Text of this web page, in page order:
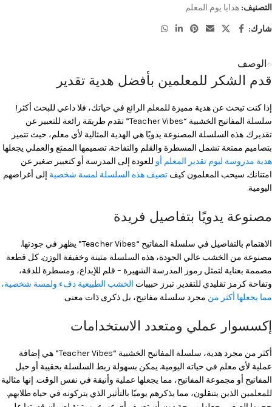
التصنيف: هدايا يوم المعلم
شارك:
الوصف
قدم الشكر للمعلمين بأفضل هدية تقدير
إذا كنت تبحث عن هدية مميزة للمعلم الرائع في حياتك، فلا داعي للبحث أكثر!
سلسلة المفاتيح الخشبية “Teacher Vibes” تقدم طريقة رائعة للتعبير عن
تقديرك. هذه السلسلة المصنوعة يدويًا هي الهدية المثالية لأي معلم، حيث تتميز
بتصاميم ممتعة تشمل المسطرة والقلم والتفاحة. تصميمها الممتع والعملي يجعلها
هدية مدروسة ليوم تقدير المعلم أو للعودة إلى المدرسة أو كتعبير صغير عن
امتنانك. سيحب المعلمون كيف تضيف هذه السلسلة لمسة شخصية إلى أغراضهم
اليومية.
مصنوعة يدويًا بتفاصيل فريدة
الاهتمام بالتفاصيل في سلسلة المفاتيح “Teacher Vibes” يظهر في جودتها.
مصنوعة من الخشب عالي الجودة، هذه السلسلة متينة وخفيفة الوزن. كل قطعة
مصممة بعناية لتمثل رموز المدرسة الشهيرة – قلم للإبداع، ومسطرة للدقة،
وتفاحة كرمز تقليدي للتقدير. تبرز حبيبات الخشب الطبيعية دفء ولمسة شخصية،
مما يجعلها أكثر من مجرد سلسلة مفاتيح، بل ذكرى ذات معنى.
إكسسوار عملي ومتعدد الاستخدامات
أكثر من مجرد هدية، سلسلة المفاتيح الخشبية “Teacher Vibes” هي إضافة
عملية لأي معلم في حياته اليومية. يمكن بسهولة ربط السلسلة بحقيبة أو حبل
المفاتيح أو مجموعة المفاتيح، مما يجعلها عملية وأنيقة في نفس الوقت. إنها مثالية
للمعلمين الذين يتنقلون، مما يذكرهم يوميًا بالتأثير الذي يتركونه في حياة طلابهم.